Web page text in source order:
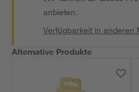
anbieten.
Verfügbarkeit in anderen
Alternative Produkte